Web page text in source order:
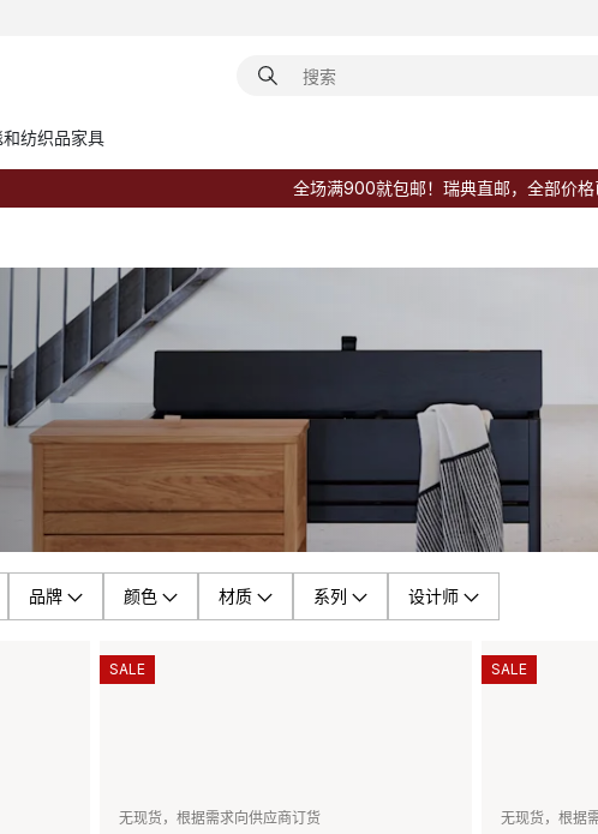
纺织品家具
全场满900就包邮！瑞典直邮，全部价格
品牌 颜色 材质 系列 设计师
无现货，根据需求向供应商订货
SALE
无现货，根据
SALE